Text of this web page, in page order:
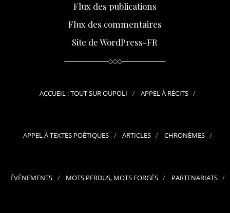
Flux des publications
Flux des commentaires
Site de WordPress-FR
ACCUEIL : TOUT SUR OUPOLI APPEL À RÉCITS
APPEL À TEXTES POÉTIQUES ARTICLES CHRONÈMES
ÉVÉNEMENTS MOTS PERDUS, MOTS FORGÉS PARTENARIATS